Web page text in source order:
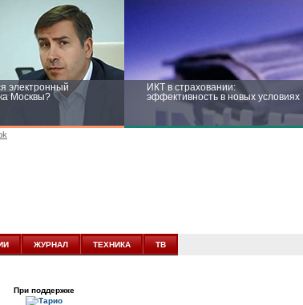
электронный
Москвы?
ИКТ в страховании:
эффективность в новых условиях
новых условиях
ЖУРНАЛ ТЕХНИКА ТВ
При поддержке